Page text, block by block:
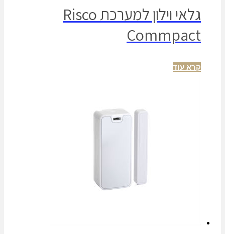
גלאי וילון למערכת Risco
Commpact
קרא עוד